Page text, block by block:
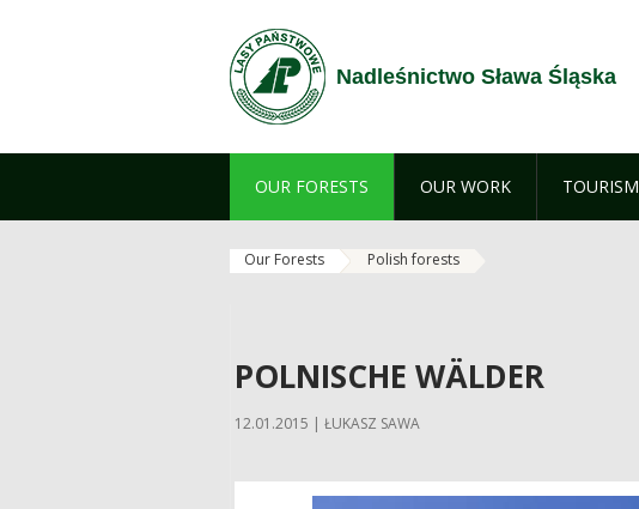
Nadleśnictwo Sława Śląska
OUR FORESTS OUR WORK TOURISM
Our Forests Polish forests
POLNISCHE WÄLDER
12.01.2015 | ŁUKASZ SAWA